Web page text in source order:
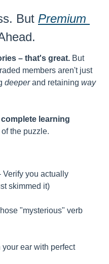
But Premium
– that's great. But
members aren't just
deeper and retaining way
complete learning
the puzzle.
Verify you actually
skimmed it)
"mysterious" verb
your ear with perfect